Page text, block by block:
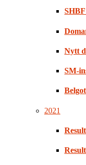
Nytt
SM-
2021